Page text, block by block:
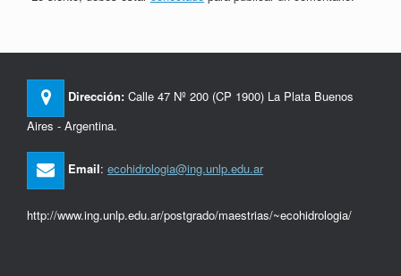
Dirección: Calle 47 Nº 200 (CP 1900) La Plata Buenos
Aires - Argentina.
Email: ecohidrologia@ing.unlp.edu.ar
http://www.ing.unlp.edu.ar/postgrado/maestrias/~ecohidrologia/